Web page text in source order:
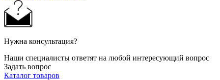
Нужна консультация?
Наши специалисты ответят на любой интересующий вопрос
Задать вопрос
Каталог товаров